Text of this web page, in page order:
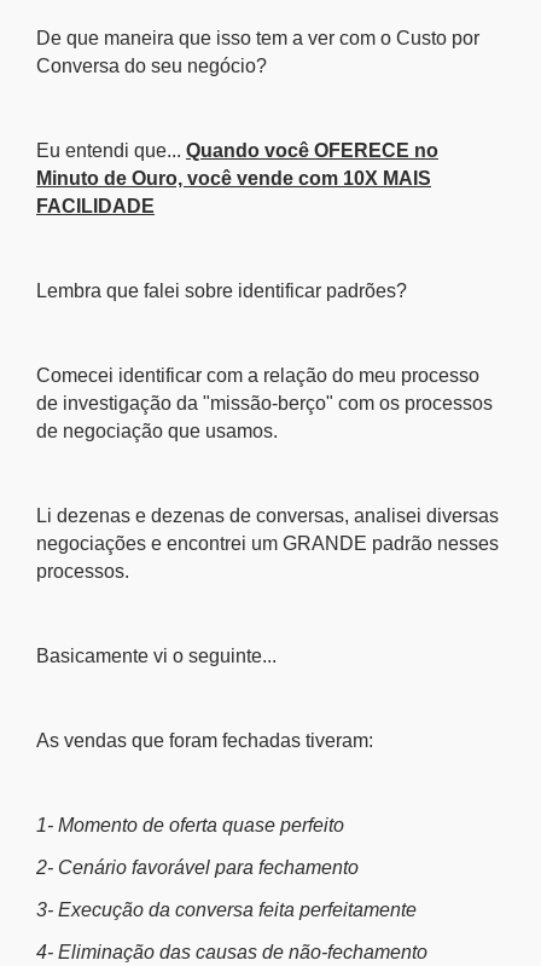
De que maneira que isso tem a ver com o Custo por
Conversa do seu negócio?
Eu entendi que... Quando você OFERECE no
Minuto de Ouro, você vende com 10X MAIS
FACILIDADE
Lembra que falei sobre identificar padrões?
Comecei identificar com a relação do meu processo
de investigação da "missão-berço" com os processos
de negociação que usamos.
Li dezenas e dezenas de conversas, analisei diversas
negociações e encontrei um GRANDE padrão nesses
processos.
Basicamente vi o seguinte...
As vendas que foram fechadas tiveram:
1- Momento de oferta quase perfeito
2- Cenário favorável para fechamento
3- Execução da conversa feita perfeitamente
4- Eliminação das causas de não-fechamento